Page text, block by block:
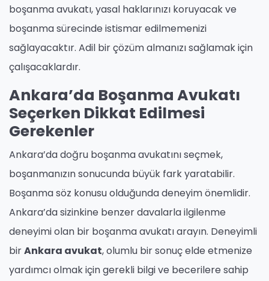
boşanma avukatı, yasal haklarınızı koruyacak ve
boşanma sürecinde istismar edilmemenizi
sağlayacaktır. Adil bir çözüm almanızı sağlamak için
çalışacaklardır.
Ankara’da Boşanma Avukatı
Seçerken Dikkat Edilmesi
Gerekenler
Ankara’da doğru boşanma avukatını seçmek,
boşanmanızın sonucunda büyük fark yaratabilir.
Boşanma söz konusu olduğunda deneyim önemlidir.
Ankara’da sizinkine benzer davalarla ilgilenme
deneyimi olan bir boşanma avukatı arayın. Deneyimli
birAnkara avukat, olumlu bir sonuç elde etmenize
yardımcı olmak için gerekli bilgi ve becerilere sahip